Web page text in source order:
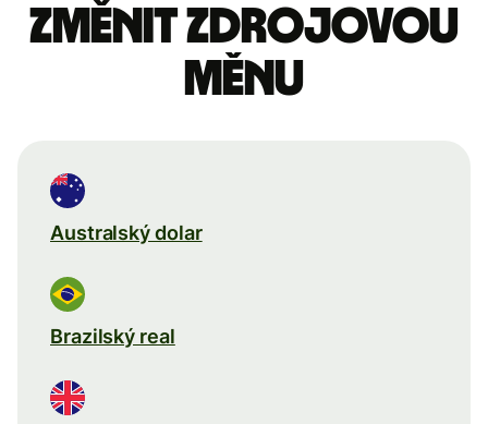
Změnit zdrojovou
měnu
Australský dolar
Brazilský real